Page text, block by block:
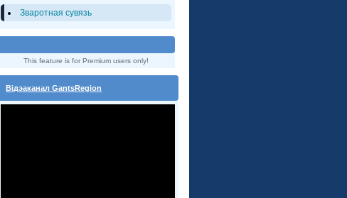
Зваротная сувязь
This feature is for Premium users only!
Відэаканал GantsRegion